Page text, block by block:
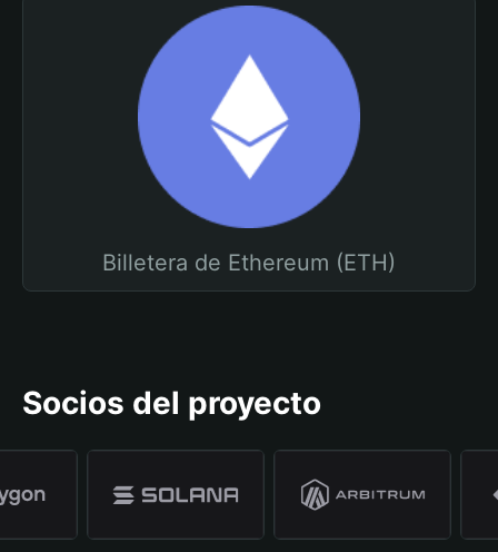
Billetera de Ethereum (ETH)
Socios del proyecto